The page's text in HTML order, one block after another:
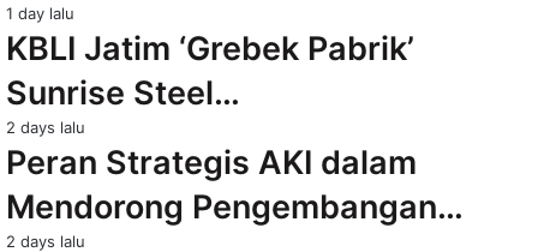
1 day lalu
KBLI Jatim ‘Grebek Pabrik’
Sunrise Steel…
2 days lalu
Peran Strategis AKI dalam
Mendorong Pengembangan…
2 days lalu